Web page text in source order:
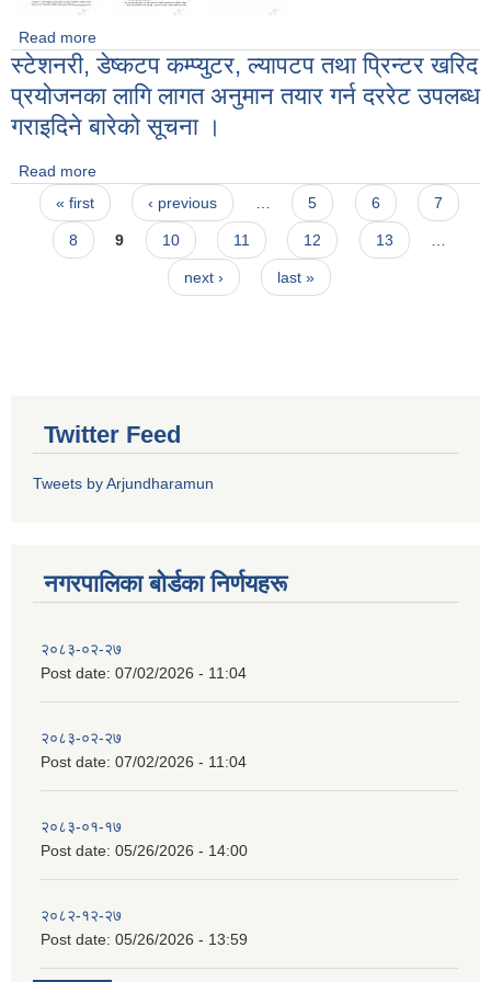
Read more
सम्बन्धि ठेक्का बन्दोवस्तीका लागि बोलपत्र आह्वान सम्बन्धि सूचना
स्टेशनरी, डेष्कटप कम्प्युटर, ल्यापटप तथा प्रिन्टर खरिद
प्रयोजनका लागि लागत अनुमान तयार गर्न दररेट उपलब्ध
गराइदिने बारेको सूचना ।
Read more
प्रयोजनका लागि लागत अनुमान तयार गर्न दररेट उपलब्ध गराइदिने बारेको
सूचना ।
Pages
« first ‹ previous … 5 6 7
8 9 10 11 12 13 …
next › last »
Twitter Feed
Tweets by Arjundharamun
नगरपालिका बाेर्डका निर्णयहरू
२०८३-०२-२७
Post date: 07/02/2026 - 11:04
२०८३-०२-२७
Post date: 07/02/2026 - 11:04
२०८३-०१-१७
Post date: 05/26/2026 - 14:00
२०८२-१२-२७
Post date: 05/26/2026 - 13:59